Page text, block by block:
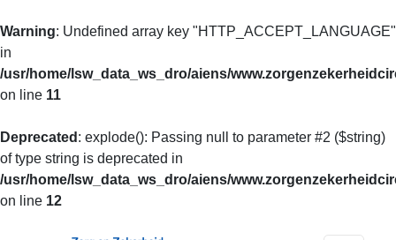
Warning: Undefined array key "HTTP_ACCEPT_LANGUAGE"
in
/usr/home/lsw_data_ws_dro/aiens/
on line 11
Deprecated : explode(): Passing null to parameter #2 ($string)
of type string is deprecated in
/usr/home/lsw_data_ws_dro/aiens/
on line 12